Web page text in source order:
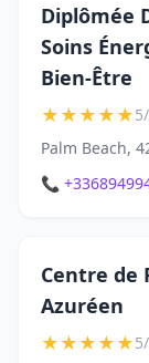
Diplômée
Soins
Bien-Être
★★★★★
Palm Beach,
📞
Centre de
Azuréen
★★★★★